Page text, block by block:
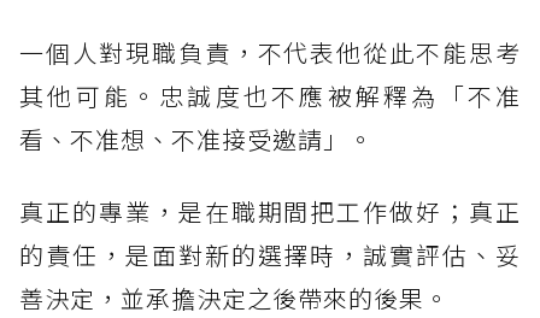
一個人對現職負責，不代表他從此不能思考
其他可能。忠誠度也不應被解釋為「不准
看、不准想、不准接受邀請」。
真正的專業，是在職期間把工作做好；真正
的責任，是面對新的選擇時，誠實評估、妥
善決定，並承擔決定之後帶來的後果。